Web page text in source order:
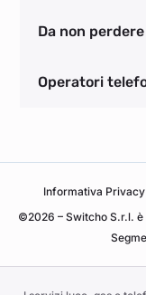
Da non perdere
Operatori
Informativa Privacy
©2026 – Switcho S.r.l.